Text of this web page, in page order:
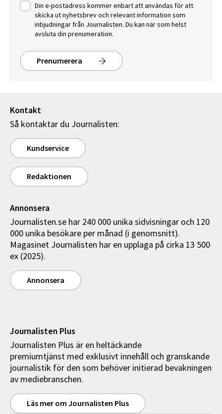
Din e-postadress kommer enbart att användas för att
skicka ut nyhetsbrev och relevant information som
inbjudningar från Journalisten. Du kan när som helst
avsluta din prenumeration.
Prenumerera
Kontakt
Så kontaktar du Journalisten:
Kundservice
Redaktionen
Annonsera
Journalisten.se har 240 000 unika sidvisningar och 120
000 unika besökare per månad (i genomsnitt).
Magasinet Journalisten har en upplaga på cirka 13 500
ex (2025).
Annonsera
Journalisten Plus
Journalisten Plus är en heltäckande
premiumtjänst med exklusivt innehåll och granskande
journalistik för den som behöver initierad bevakningen
av mediebranschen.
Läs mer om Journalisten Plus